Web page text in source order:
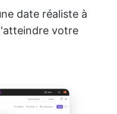
date réaliste à
votre